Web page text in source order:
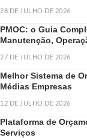
28 DE JULHO DE 2026
PMOC: o Guia
Manutenção,
27 DE JULHO DE 2026
Melhor Sistema de
Médias Empresas
12 DE JULHO DE 2026
Plataforma de
Serviços